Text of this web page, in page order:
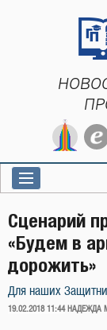
Сценарий
«Будем в
дорожить»
Для наших
ОПУБЛИКОВАНО
19.02.2018 11:44 НАДЕЖДА